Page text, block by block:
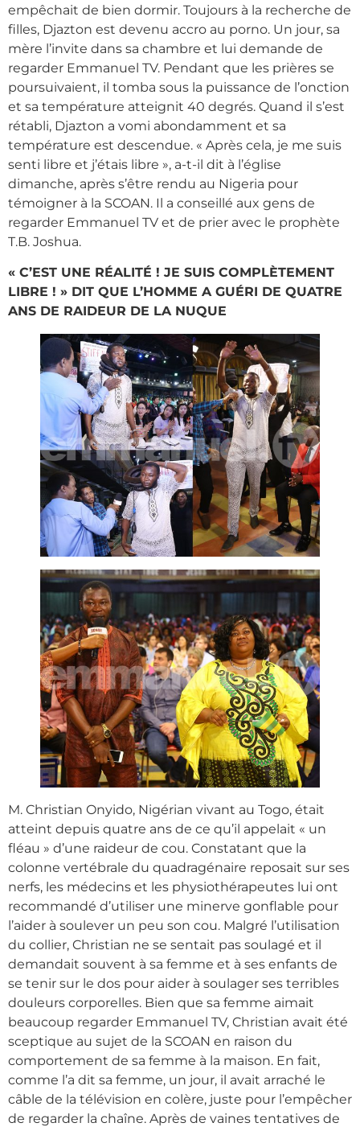
empêchait de bien dormir. Toujours à la recherche de
filles, Djazton est devenu accro au porno. Un jour, sa
mère l’invite dans sa chambre et lui demande de
regarder Emmanuel TV. Pendant que les prières se
poursuivaient, il tomba sous la puissance de l’onction
et sa température atteignit 40 degrés. Quand il s’est
rétabli, Djazton a vomi abondamment et sa
température est descendue. « Après cela, je me suis
senti libre et j’étais libre », a-t-il dit à l’église
dimanche, après s’être rendu au Nigeria pour
témoigner à la SCOAN. Il a conseillé aux gens de
regarder Emmanuel TV et de prier avec le prophète
T.B. Joshua.
« C’EST UNE RÉALITÉ ! JE SUIS COMPLÈTEMENT
LIBRE ! » DIT QUE L’HOMME A GUÉRI DE QUATRE
ANS DE RAIDEUR DE LA NUQUE
M. Christian Onyido, Nigérian vivant au Togo, était
atteint depuis quatre ans de ce qu’il appelait « un
fléau » d’une raideur de cou. Constatant que la
colonne vertébrale du quadragénaire reposait sur ses
nerfs, les médecins et les physiothérapeutes lui ont
recommandé d’utiliser une minerve gonflable pour
l’aider à soulever un peu son cou. Malgré l’utilisation
du collier, Christian ne se sentait pas soulagé et il
demandait souvent à sa femme et à ses enfants de
se tenir sur le dos pour aider à soulager ses terribles
douleurs corporelles. Bien que sa femme aimait
beaucoup regarder Emmanuel TV, Christian avait été
sceptique au sujet de la SCOAN en raison du
comportement de sa femme à la maison. En fait,
comme l’a dit sa femme, un jour, il avait arraché le
câble de la télévision en colère, juste pour l’empêcher
de regarder la chaîne. Après de vaines tentatives de